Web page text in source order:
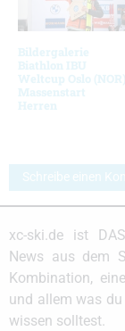
Bildergalerie
Biathlon IBU
Weltcup Oslo (NOR)
Massenstart
Herren
Schreibe einen
xc-ski.de ist
News aus dem
Kombination,
und allem was
wissen solltest.